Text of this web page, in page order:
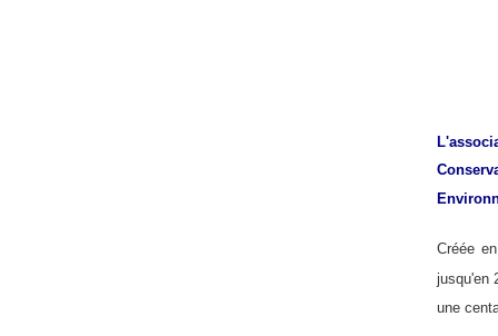
Créée
jusqu'en
une